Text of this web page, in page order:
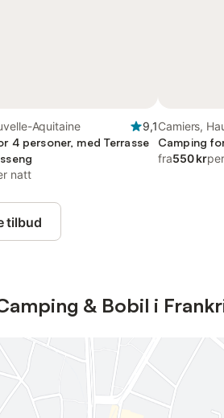
Aquitaine
9,1
4 personer, med Terrasse
natt
Camiers,
Camping
fra550 kr
tilbud
& Bobil i